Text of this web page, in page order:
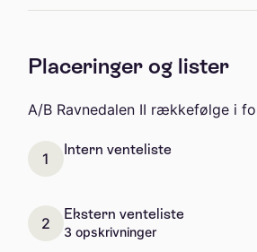
Placeringer og lister
A/B Ravnedalen II rækkefølge i
1
Intern venteliste
2
Ekstern venteliste
3 opskrivninger